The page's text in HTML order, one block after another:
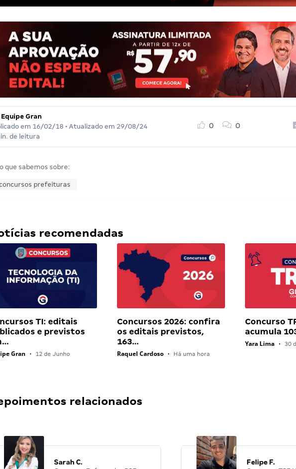
Equipe Gran
em 16/02/18• Atualizado em 29/08/24
de leitura
0 0
que sabemos sobre:
prefeituras
recomendadas
TI: editais
e previstos
Gran • 12 de Junho
Concursos 2026: confira
os editais previstos,
163…
Raquel Cardoso • Há uma hora
Concurso
acumula
Yara Lima • 30
relacionados
Sarah C. Felipe F.